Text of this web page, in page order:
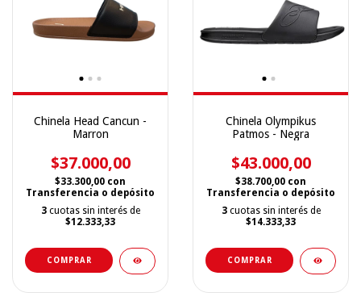
Chinela Head Cancun -
Marron
$37.000,00
$33.300,00 con
Transferencia o depósito
3 cuotas sin interés de
$12.333,33
COMPRAR
Chinela Olympikus
Patmos - Negra
$43.000,00
$38.700,00 con
Transferencia o depósito
3 cuotas sin interés de
$14.333,33
COMPRAR